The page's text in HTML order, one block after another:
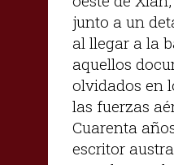
junto a un
al llegar a la
aquellos
olvidados en
las fuerzas
Cuarenta
escritor